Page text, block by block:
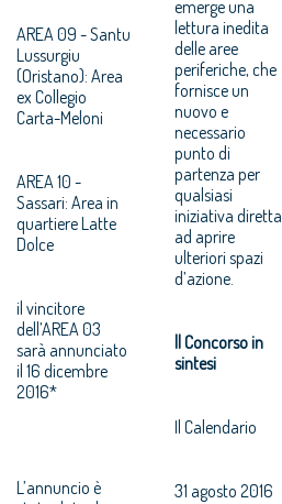
AREA 09 - Santu
Lussurgiu
(Oristano): Area
ex Collegio
Carta-Meloni
AREA 10 -
Sassari: Area in
quartiere Latte
Dolce
il vincitore
dell’AREA 03
sarà annunciato
il 16 dicembre
2016*
L’annuncio è
emerge una
lettura inedita
delle aree
periferiche, che
fornisce un
nuovo e
necessario
punto di
partenza per
qualsiasi
iniziativa diretta
ad aprire
ulteriori spazi
d’azione.
ll Concorso in
sintesi
Il Calendario
31 agosto 2016